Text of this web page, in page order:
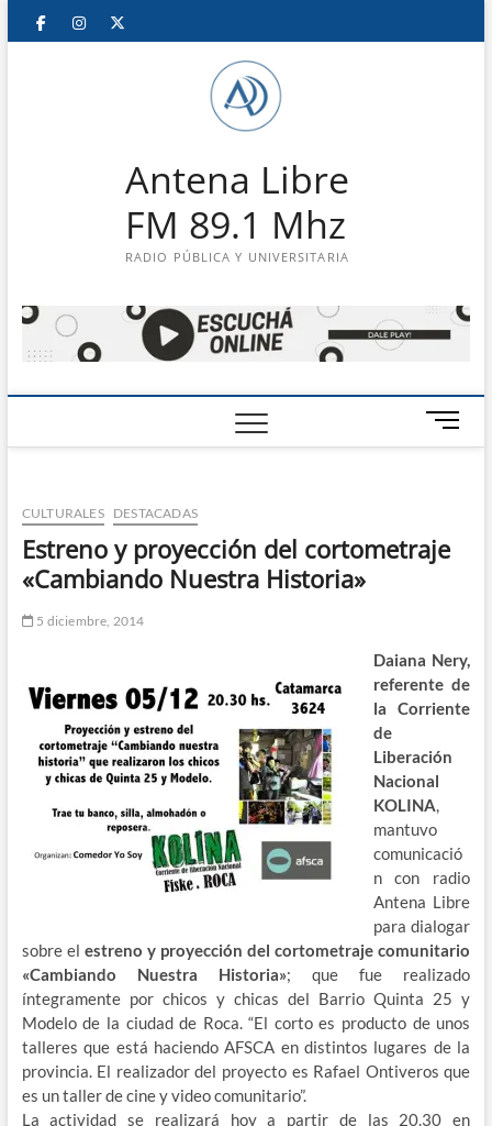
Saltar
FacebookInstagram
Antena Libre
FM 89.1 Mhz
RADIO PÚBLICA Y UNIVERSITARIA
B
o
d
e
ú
CULTURALES DESTACADAS
Estreno y proyección del cortometraje
«Cambiando Nuestra Historia»
5 diciembre, 2014
Daiana Nery,
referente de
la Corriente
de
Liberación
Nacional
KOLINA,
mantuvo
comunicació
n con radio
Antena Libre
para dialogar
sobre el estreno y proyección del cortometraje comunitario
«Cambiando Nuestra Historia»; que fue realizado
íntegramente por chicos y chicas del Barrio Quinta 25 y
Modelo de la ciudad de Roca. “El corto es producto de unos
talleres que está haciendo AFSCA en distintos lugares de la
provincia. El realizador del proyecto es Rafael Ontiveros que
es un taller de cine y video comunitario”.
La actividad se realizará hoy a partir de las 20.30 en